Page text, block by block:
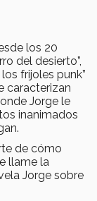
los 20
del desierto”,
frijoles punk”
caracterizan
Jorge le
inanimados
de cómo
llame la
Jorge sobre